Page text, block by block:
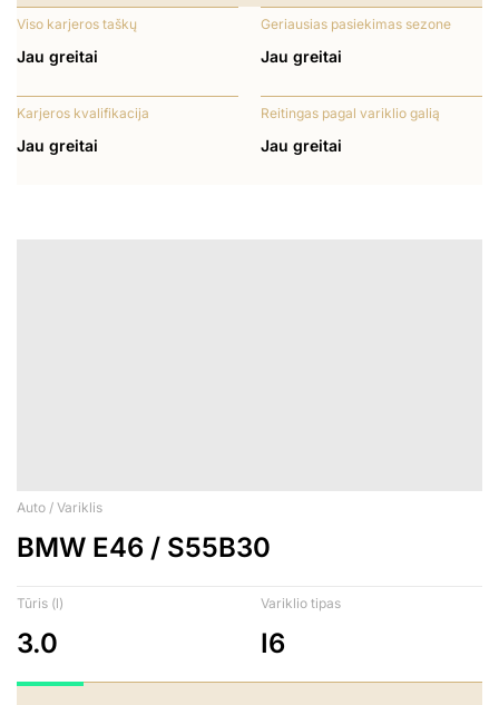
Viso karjeros taškų
Jau greitai
Geriausias pasiekimas sezone
Jau greitai
Karjeros kvalifikacija
Jau greitai
Reitingas pagal variklio galią
Jau greitai
Auto / Variklis
BMW E46 / S55B30
Tūris (l)
3.0
Variklio tipas
I6